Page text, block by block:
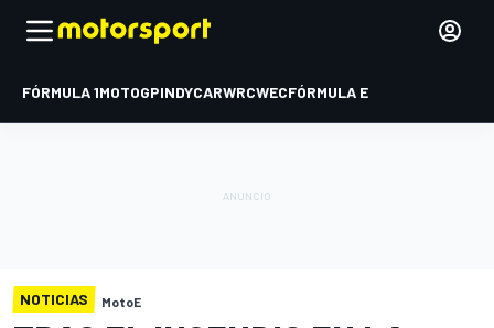
FÓRMULA 1MOTOGPINDYCARWRCWECFÓRMULA E
NOTICIAS MotoE